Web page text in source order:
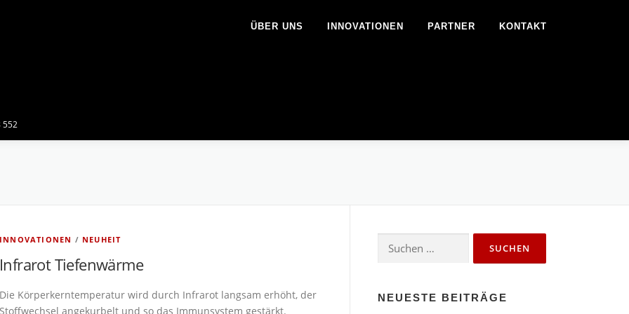
552
ÜBER UNS INNOVATIONEN PARTNER KONTAKT
INNOVATIONEN / NEUHEIT
Infrarot Tiefenwärme
Die Körperkerntemperatur wird durch Infrarot langsam erhöht, der
Stoffwechsel angekurbelt und so das Immunsystem gestärkt.
Suchen
nach:
NEUESTE BEITRÄGE